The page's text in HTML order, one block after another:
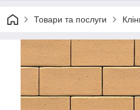
Товари та послуги